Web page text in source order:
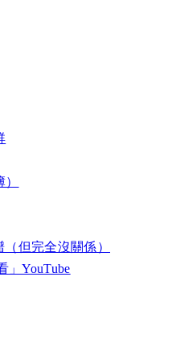
但完全沒關係）
」YouTube